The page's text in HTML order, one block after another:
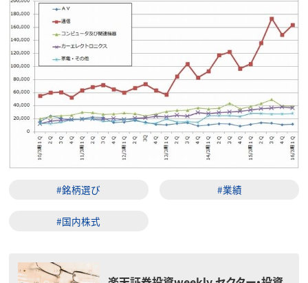
#銘柄選び #業績
#国内株式